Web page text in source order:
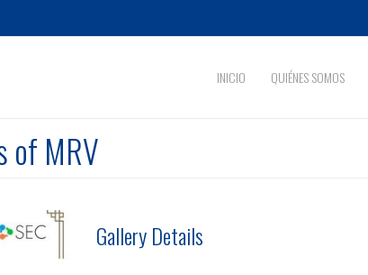
INICIO QUIÉNES SOMOS
of MRV
Gallery Details